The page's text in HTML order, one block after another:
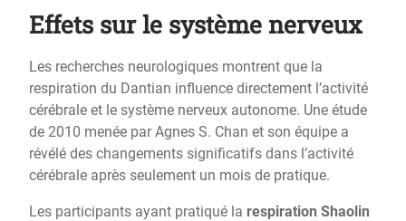
Effets sur le système nerveux
Les recherches neurologiques montrent que la
respiration du Dantian influence directement l’activité
cérébrale et le système nerveux autonome. Une étude
de 2010 menée par Agnes S. Chan et son équipe a
révélé des changements significatifs dans l’activité
cérébrale après seulement un mois de pratique.
Les participants ayant pratiqué la respiration Shaolin